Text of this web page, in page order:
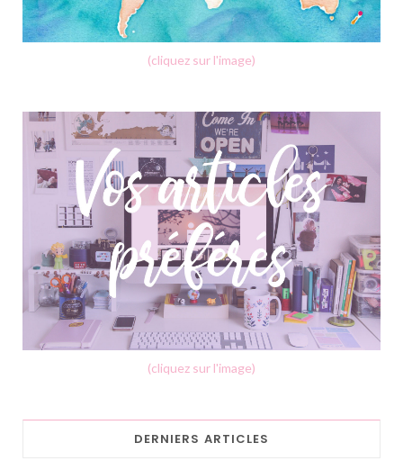
(cliquez sur l'image)
(cliquez sur l'image)
DERNIERS ARTICLES